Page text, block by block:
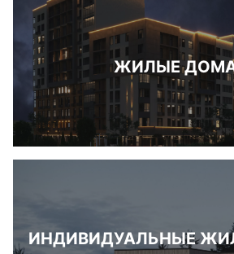
ЖИЛЫЕ
ИНДИВИДУАЛЬНЫЕ